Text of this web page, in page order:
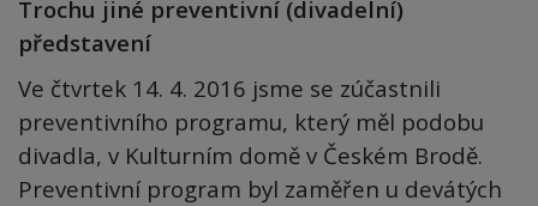
Trochu jiné preventivní (divadelní)
představení
Ve čtvrtek 14. 4. 2016 jsme se zúčastnili
preventivního programu, který měl podobu
divadla, v Kulturním domě v Českém Brodě.
Preventivní program byl zaměřen u devátých